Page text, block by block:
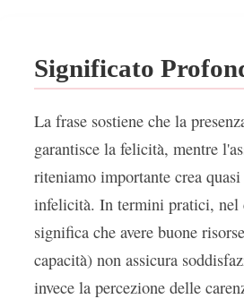
Significato
La frase sostiene che la
garantisce la felicità, mentre
riteniamo importante crea quasi
infelicità. In termini pratici, nel
significa che avere buone
capacità) non assicura
invece la percezione delle